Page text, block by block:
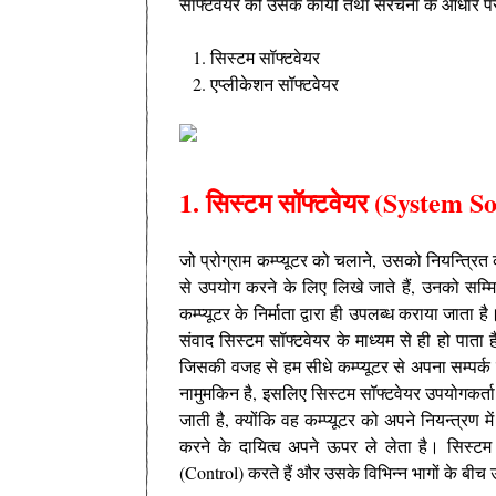
सिस्टम सॉफ्टवेयर
एप्लीकेशन सॉफ्टवेयर
1. सिस्टम सॉफ्टवेयर (System
जो प्रोग्राम कम्प्यूटर को चलाने, उसको
से उपयोग करने के लिए लिखे जाते हैं, उनको
कम्प्यूटर के निर्माता द्वारा ही उपलब्ध कराया
संवाद सिस्टम सॉफ्टवेयर के माध्यम से ही हो
जिसकी वजह से हम सीधे कम्प्यूटर से अपना सम्पर्क
नामुमकिन है, इसलिए सिस्टम सॉफ्टवेयर
जाती है, क्योंकि वह कम्प्यूटर को अपने नियन्त्रण में
करने के दायित्व अपने ऊपर ले लेता है। सिस्टम
(Control) करते हैं और उसके विभिन्न भागों के बीच